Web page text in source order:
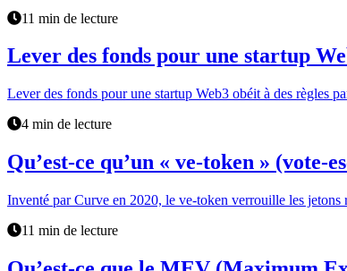
11 min de lecture
Lever des fonds pour une startup
Lever des fonds pour une startup Web3 obéit à des règles
4 min de lecture
Qu’est-ce qu’un « ve-token »
Inventé par Curve en 2020, le ve-token verrouille les
11 min de lecture